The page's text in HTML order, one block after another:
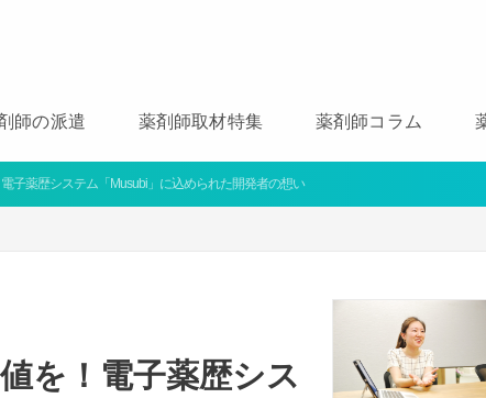
師の派遣 薬剤師取材特集 薬剤師コラム
子薬歴システム「Musubi」に込められた開発者の想い
を！電子薬歴シス